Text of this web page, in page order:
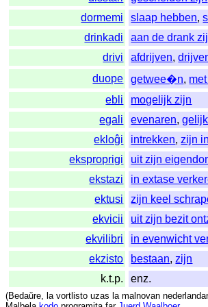
dormemi
slaap hebben,
drinkadi
aan de drank
drivi
afdrijven,
duope
getwee�n,
ebli
mogelijk zijn
egali
evenaren,
ekloĝi
intrekken,zijn
eksproprigi
uit zijn
ekstazi
in extase
ektusi
zijn keel
ekvicii
uit zijn bezit
ekvilibri
in evenwicht
ekzisto
bestaan,zijn
k.t.p.
enz.
(Bedaŭre, la vortlisto uzas la malnovan